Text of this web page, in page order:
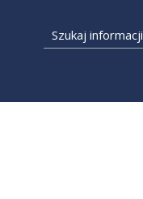
Szukaj informacji